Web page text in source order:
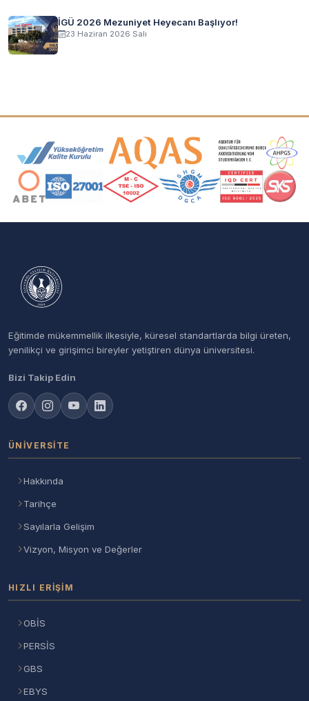
İGÜ 2026 Mezuniyet Heyecanı Başlıyor!
23 Haziran 2026 Salı
Akreditasyon ve Üyelik Logoları
Eğitimde mükemmellik ilkesiyle, küresel standartlarda bilgi üreten,
yenilikçi ve girişimci bireyler yetiştiren dünya üniversitesi.
Bizi Takip Edin
ÜNIVERSITE
Hakkında
Tarihçe
Sayılarla Gelişim
Vizyon, Misyon ve Değerler
HIZLI ERIŞIM
OBİS
PERSİS
GBS
EBYS